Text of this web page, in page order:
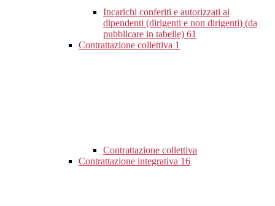
Incarichi conferiti e autorizzati ai
dipendenti (dirigenti e non dirigenti) (da
pubblicare in tabelle) 61
Contrattazione collettiva 1
Contrattazione collettiva
Contrattazione integrativa 16